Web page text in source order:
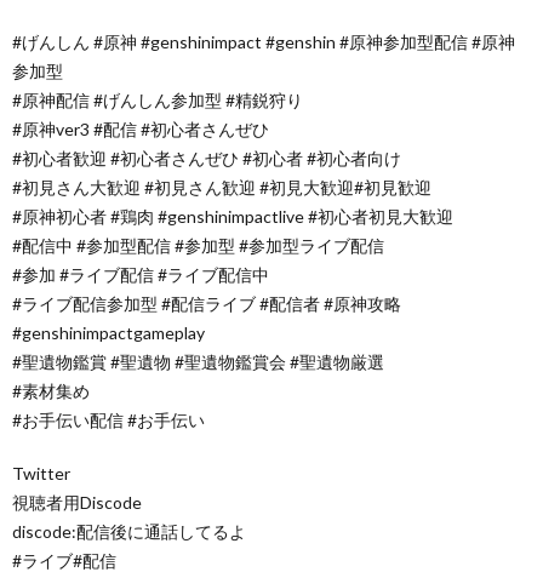
#げんしん #原神 #genshinimpact #genshin #原神参加型配信 #原神
参加型
#原神配信 #げんしん参加型 #精鋭狩り
#原神ver3 #配信 #初心者さんぜひ
#初心者歓迎 #初心者さんぜひ #初心者 #初心者向け
#初見さん大歓迎 #初見さん歓迎 #初見大歓迎#初見歓迎
#原神初心者 #鶏肉 #genshinimpactlive #初心者初見大歓迎
#配信中 #参加型配信 #参加型 #参加型ライブ配信
#参加 #ライブ配信 #ライブ配信中
#ライブ配信参加型 #配信ライブ #配信者 #原神攻略
#genshinimpactgameplay
#聖遺物鑑賞 #聖遺物 #聖遺物鑑賞会 #聖遺物厳選
#素材集め
#お手伝い配信 #お手伝い
Twitter
視聴者用Discode
discode:配信後に通話してるよ
#ライブ#配信